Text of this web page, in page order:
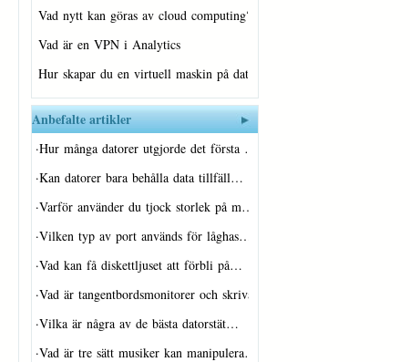
Vad nytt kan göras av cloud computing?
Vad är en VPN i Analytics
Hur skapar du en virtuell maskin på dat…
Anbefalte artikler
·Hur många datorer utgjorde det första …
·Kan datorer bara behålla data tillfäll…
·Varför använder du tjock storlek på m…
·Vilken typ av port används för låghas…
·Vad kan få diskettljuset att förbli på…
·Vad är tangentbordsmonitorer och skriva…
·Vilka är några av de bästa datorstät…
·Vad är tre sätt musiker kan manipulera…